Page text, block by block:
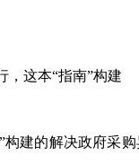
，这本“指南”构建
建的解决政府采